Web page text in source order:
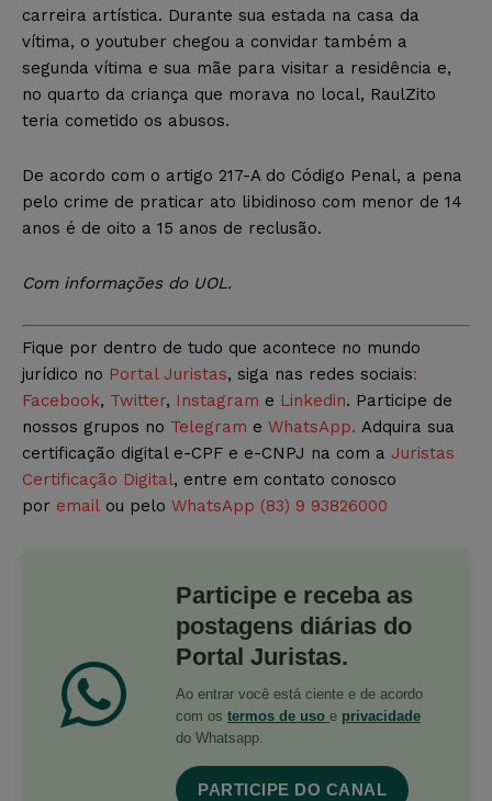
carreira artística. Durante sua estada na casa da
vítima, o youtuber chegou a convidar também a
segunda vítima e sua mãe para visitar a residência e,
no quarto da criança que morava no local, RaulZito
teria cometido os abusos.
De acordo com o artigo 217-A do Código Penal, a pena
pelo crime de praticar ato libidinoso com menor de 14
anos é de oito a 15 anos de reclusão.
Com informações do UOL.
Fique por dentro de tudo que acontece no mundo
jurídico no Portal Juristas, siga nas redes sociais:
Facebook, Twitter, Instagram e Linkedin. Participe de
nossos grupos no Telegram e WhatsApp. Adquira sua
certificação digital e-CPF e e-CNPJ na com a Juristas
Certificação Digital, entre em contato conosco
por email ou pelo WhatsApp (83) 9 93826000
Participe e receba as
postagens diárias do
Portal Juristas.
Ao entrar você está ciente e de acordo
com os termos de uso e privacidade
do Whatsapp.
PARTICIPE DO CANAL